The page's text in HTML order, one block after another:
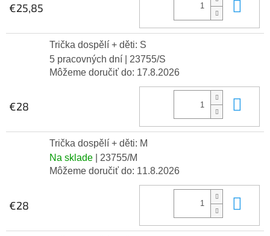
€25,85
Trička dospělí + děti: S
5 pracovných dní
| 23755/S
Môžeme doručiť do: 17.8.2026
€28
Trička dospělí + děti: M
Na sklade
| 23755/M
Môžeme doručiť do: 11.8.2026
€28